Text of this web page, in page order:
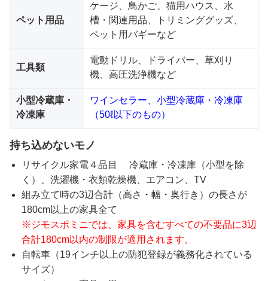
ペット用品
ケージ、鳥かご、猫用ハウス、水
槽・関連用品、トリミンググッズ、
ペット用バギーなど
工具類
電動ドリル、ドライバー、草刈り
機、高圧洗浄機など
小型冷蔵庫・
冷凍庫
ワインセラー、小型冷蔵庫・冷凍庫
（50ℓ以下のもの）
持ち込めないモノ
リサイクル家電４品目 冷蔵庫・冷凍庫（小型を除
く）、洗濯機・衣類乾燥機、エアコン、TV
組み立て時の3辺合計（高さ・幅・奥行き）の長さが
180cm以上の家具全て
※ジモスポミニでは、家具を含むすべての不要品に3辺
合計180cm以内の制限が適用されます。
自転車（19インチ以上の防犯登録が義務化されている
サイズ）